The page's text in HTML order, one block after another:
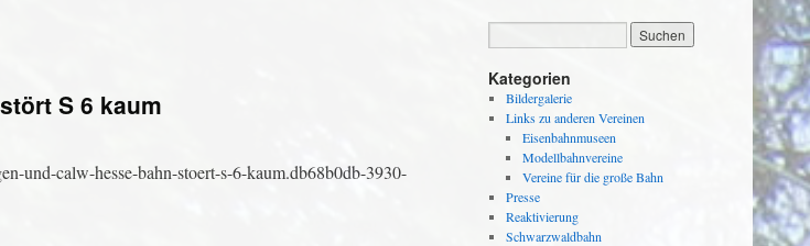
S 6 kaum
und-calw-hesse-bahn-stoert-s-6-kaum.db68b0db-3930-
Kategorien
Bildergalerie
Links zu anderen Vereinen
Eisenbahnmuseen
Modellbahnvereine
Vereine für die große Bahn
Presse
Reaktivierung
Schwarzwaldbahn